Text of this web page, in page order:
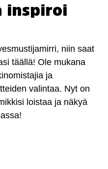
inspiroi
niin saat
täällä! Ole mukana
ja
valintaa. Nyt on
loistaa ja näkyä